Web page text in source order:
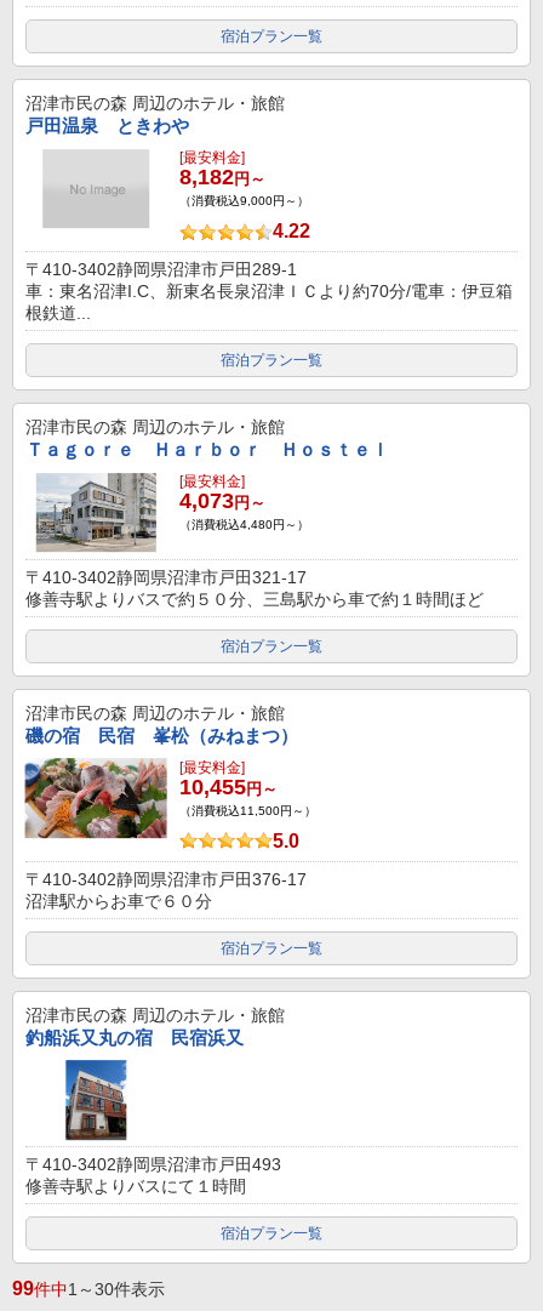
宿泊プラン一覧
沼津市民の森 周辺のホテル・旅館
戸田温泉 ときわや
[最安料金]
8,182円～
（消費税込9,000円～）
4.22
〒410-3402静岡県沼津市戸田289-1
車：東名沼津I.C、新東名長泉沼津ＩＣより約70分/電車：伊豆箱
根鉄道...
宿泊プラン一覧
沼津市民の森 周辺のホテル・旅館
Ｔａｇｏｒｅ Ｈａｒｂｏｒ Ｈｏｓｔｅｌ
[最安料金]
4,073円～
（消費税込4,480円～）
〒410-3402静岡県沼津市戸田321-17
修善寺駅よりバスで約５０分、三島駅から車で約１時間ほど
宿泊プラン一覧
沼津市民の森 周辺のホテル・旅館
磯の宿 民宿 峯松（みねまつ）
[最安料金]
10,455円～
（消費税込11,500円～）
5.0
〒410-3402静岡県沼津市戸田376-17
沼津駅からお車で６０分
宿泊プラン一覧
沼津市民の森 周辺のホテル・旅館
釣船浜又丸の宿 民宿浜又
〒410-3402静岡県沼津市戸田493
修善寺駅よりバスにて１時間
宿泊プラン一覧
99件中1～30件表示